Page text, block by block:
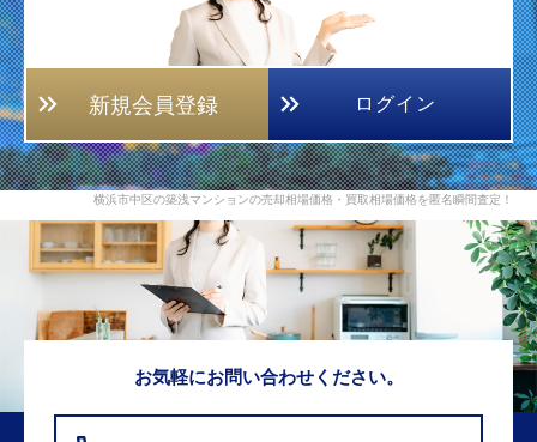
新規会員登録 ログイン
横浜市中区の築浅マンションの売却相場価格・買取相場価格を匿名瞬間査定！
お気軽にお問い合わせください。